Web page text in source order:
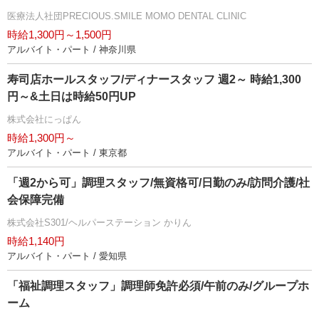
医療法人社団PRECIOUS.SMILE MOMO DENTAL CLINIC
時給1,300円～1,500円
アルバイト・パート / 神奈川県
寿司店ホールスタッフ/ディナースタッフ 週2～ 時給1,300
円～&土日は時給50円UP
株式会社にっぱん
時給1,300円～
アルバイト・パート / 東京都
「週2から可」調理スタッフ/無資格可/日勤のみ/訪問介護/社
会保障完備
株式会社S301/ヘルパーステーション かりん
時給1,140円
アルバイト・パート / 愛知県
「福祉調理スタッフ」調理師免許必須/午前のみ/グループホ
ーム